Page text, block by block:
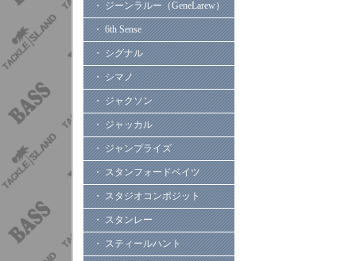
・ ジーンラルー（GeneLarew）
・ 6th Sense
・ シグナル
・ シマノ
・ ジャクソン
・ ジャッカル
・ ジャンプライズ
・ スタンフォードベイツ
・ スタジオコンポジット
・ スタンレー
・ スティールハント